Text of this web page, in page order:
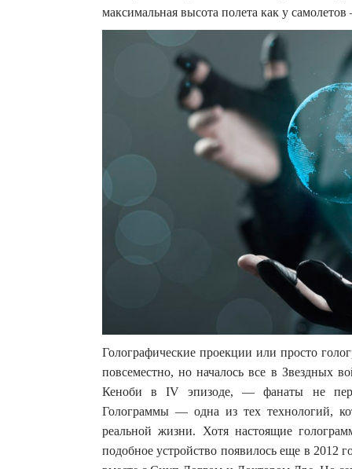
максимальная высота полета как у
Голографические проекции или просто
повсеместно, но началось все в Звездных
Кеноби в IV эпизоде, — фанаты не
Голограммы — одна из тех технологий,
реальной жизни. Хотя настоящие
подобное устройство появилось еще в 2012